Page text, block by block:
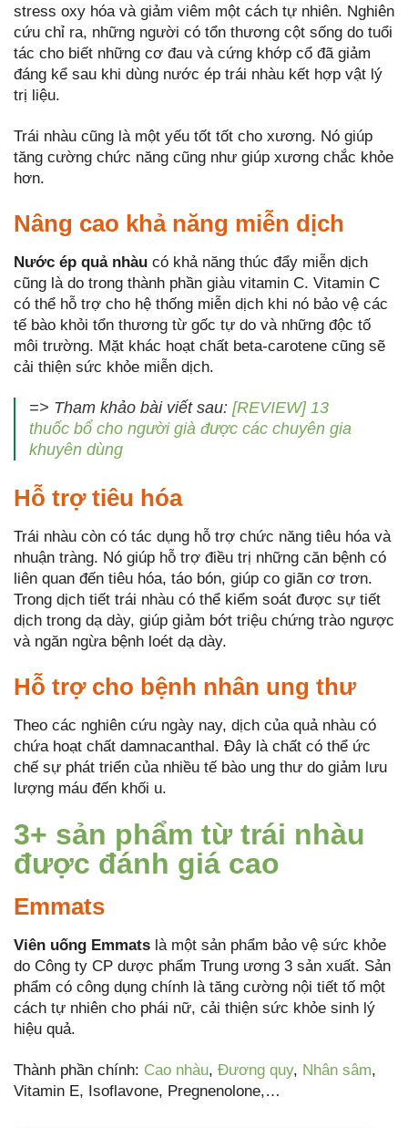
stress oxy hóa và giảm viêm một cách tự nhiên. Nghiên
cứu chỉ ra, những người có tổn thương cột sống do tuổi
tác cho biết những cơ đau và cứng khớp cổ đã giảm
đáng kể sau khi dùng nước ép trái nhàu kết hợp vật lý
trị liệu.
Trái nhàu cũng là một yếu tốt tốt cho xương. Nó giúp
tăng cường chức năng cũng như giúp xương chắc khỏe
hơn.
Nâng cao khả năng miễn dịch
Nước ép quả nhàu có khả năng thúc đẩy miễn dịch
cũng là do trong thành phần giàu vitamin C. Vitamin C
có thể hỗ trợ cho hệ thống miễn dịch khi nó bảo vệ các
tế bào khỏi tổn thương từ gốc tự do và những độc tố
môi trường. Mặt khác hoạt chất beta-carotene cũng sẽ
cải thiện sức khỏe miễn dịch.
=> Tham khảo bài viết sau: [REVIEW] 13
thuốc bổ cho người già được các chuyên gia
khuyên dùng
Hỗ trợ tiêu hóa
Trái nhàu còn có tác dụng hỗ trợ chức năng tiêu hóa và
nhuận tràng. Nó giúp hỗ trợ điều trị những căn bệnh có
liên quan đến tiêu hóa, táo bón, giúp co giãn cơ trơn.
Trong dịch tiết trái nhàu có thể kiểm soát được sự tiết
dịch trong dạ dày, giúp giảm bớt triệu chứng trào ngược
và ngăn ngừa bệnh loét dạ dày.
Hỗ trợ cho bệnh nhân ung thư
Theo các nghiên cứu ngày nay, dịch của quả nhàu có
chứa hoạt chất damnacanthal. Đây là chất có thể ức
chế sự phát triển của nhiều tế bào ung thư do giảm lưu
lượng máu đến khối u.
3+ sản phẩm từ trái nhàu
được đánh giá cao
Emmats
Viên uống Emmats là một sản phẩm bảo vệ sức khỏe
do Công ty CP dược phẩm Trung ương 3 sản xuất. Sản
phẩm có công dụng chính là tăng cường nội tiết tố một
cách tự nhiên cho phái nữ, cải thiện sức khỏe sinh lý
hiệu quả.
Thành phần chính: Cao nhàu, Đương quy, Nhân sâm,
Vitamin E, Isoflavone, Pregnenolone,…